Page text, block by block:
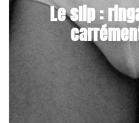
Le slip :